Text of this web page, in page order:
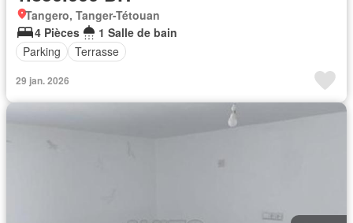
Tangero, Tanger-Tétouan
4 Pièces
1 Salle de bain
Parking
Terrasse
29 jan. 2026